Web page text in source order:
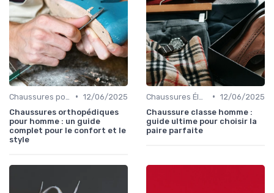
• 12/06/2025
Chaussures orthopédiques
pour homme : un guide
complet pour le confort et le
style
• 12/06/2025
Chaussure classe homme :
guide ultime pour choisir la
paire parfaite